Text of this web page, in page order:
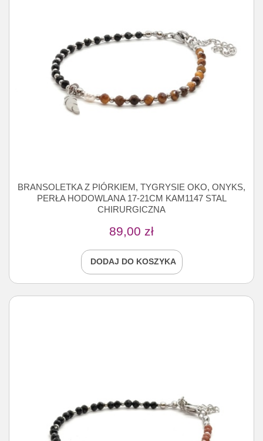
BRANSOLETKA Z PIÓRKIEM, TYGRYSIE OKO, ONYKS,
PERŁA HODOWLANA 17-21CM KAM1147 STAL
CHIRURGICZNA
89,00 zł
DODAJ DO KOSZYKA